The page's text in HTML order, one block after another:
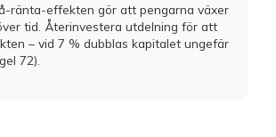
ränta-effekten gör att pengarna växer
tid. Återinvestera utdelning för att
– vid 7 % dubblas kapitalet ungefär
72).